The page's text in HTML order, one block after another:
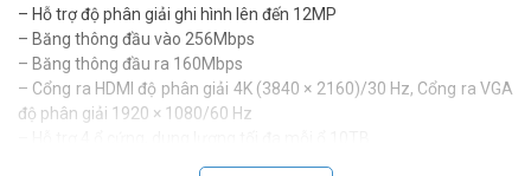
– Hỗ trợ độ phân giải ghi hình lên đến 12MP
– Băng thông đầu vào 256Mbps
– Băng thông đầu ra 160Mbps
– Cổng ra HDMI độ phân giải 4K (3840 × 2160)/30 Hz, Cổng ra VGA
độ phân giải 1920 × 1080/60 Hz
– Hỗ trợ 1 kênh chụp hình khuôn mặt, 4 kênh nhận diện khuôn mặt